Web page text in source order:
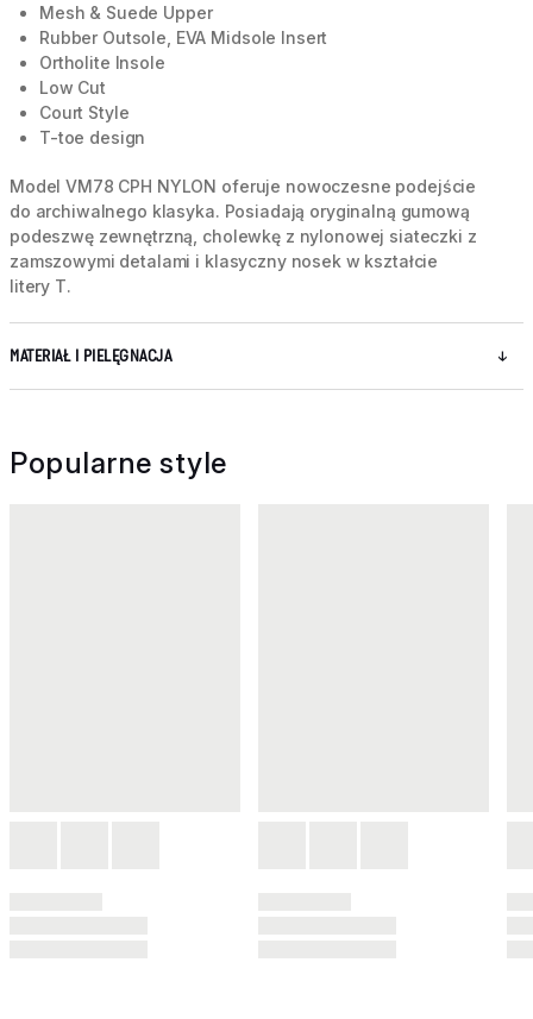
Mesh & Suede Upper
Rubber Outsole, EVA Midsole Insert
Ortholite Insole
Low Cut
Court Style
T-toe design
Model VM78 CPH NYLON oferuje nowoczesne podejście
do archiwalnego klasyka. Posiadają oryginalną gumową
podeszwę zewnętrzną, cholewkę z nylonowej siateczki z
zamszowymi detalami i klasyczny nosek w kształcie
litery T.
MATERIAŁ I PIELĘGNACJA
Popularne style